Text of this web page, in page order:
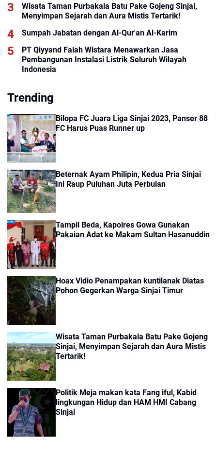
Wisata Taman Purbakala Batu Pake Gojeng Sinjai,
Menyimpan Sejarah dan Aura Mistis Tertarik!
Sumpah Jabatan dengan Al-Qur'an Al-Karim
PT Qiyyand Falah Wistara Menawarkan Jasa
Pembangunan Instalasi Listrik Seluruh Wilayah
Indonesia
Trending
Bilopa FC Juara Liga Sinjai 2023, Panser 88
FC Harus Puas Runner up
Beternak Ayam Philipin, Kedua Pria Sinjai
Ini Raup Puluhan Juta Perbulan
Tampil Beda, Kapolres Gowa Gunakan
Pakaian Adat ke Makam Sultan Hasanuddin
Hoax Vidio Penampakan kuntilanak Diatas
Pohon Gegerkan Warga Sinjai Timur
Wisata Taman Purbakala Batu Pake Gojeng
Sinjai, Menyimpan Sejarah dan Aura Mistis
Tertarik!
Politik Meja makan kata Fang iful, Kabid
lingkungan Hidup dan HAM HMI Cabang
Sinjai